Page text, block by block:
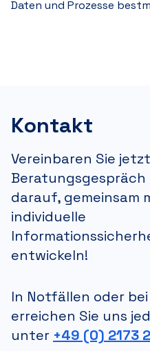
Daten und Prozesse
Kontakt
Vereinbaren Sie
Beratungsgespräch
darauf, gemeinsam
individuelle
entwickeln!
In Notfällen oder
erreichen Sie uns
unter +49 (0) 2173